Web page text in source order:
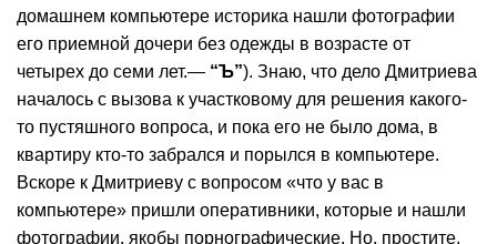
домашнем компьютере историка нашли фотографии
его приемной дочери без одежды в возрасте от
четырех до семи лет.— “Ъ”). Знаю, что дело Дмитриева
началось с вызова к участковому для решения какого-
то пустяшного вопроса, и пока его не было дома, в
квартиру кто-то забрался и порылся в компьютере.
Вскоре к Дмитриеву с вопросом «что у вас в
компьютере» пришли оперативники, которые и нашли
фотографии, якобы порнографические. Но, простите,